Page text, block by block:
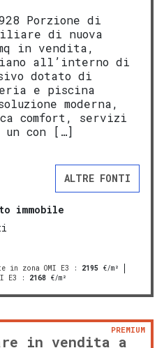
Porzione di
di nuova
in vendita,
all’interno di
dotato di
e piscina
moderna,
comfort, servizi
con […]
ALTRE FONTI
immobile
in zona OMI E3 : 2195 €/m²
E3 : 2168 €/m²
in vendita a
PREMIUM